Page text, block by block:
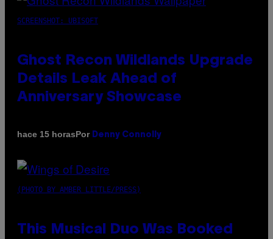
SCREENSHOT: UBISOFT
Ghost Recon Wildlands Upgrade
Details Leak Ahead of
Anniversary Showcase
hace 15 horasPor Denny Connolly
(PHOTO BY AMBER LITTLE/PRESS)
This Musical Duo Was Booked